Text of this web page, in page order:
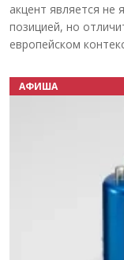
акцент является не
позицией, но
европейском
АФИША